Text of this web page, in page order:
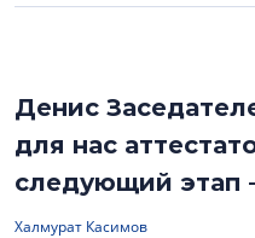
Денис
для нас
следующий этап
Халмурат Касимов